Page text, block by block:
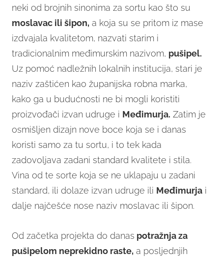
neki od brojnih sinonima za sortu kao što su
moslavac ili šipon, a koja su se pritom iz mase
izdvajala kvalitetom, nazvati starim i
tradicionalnim međimurskim nazivom, pušipel.
Uz pomoć nadležnih lokalnih institucija, stari je
naziv zaštićen kao županijska robna marka,
kako ga u budućnosti ne bi mogli koristiti
proizvođači izvan udruge i Međimurja. Zatim je
osmišljen dizajn nove boce koja se i danas
koristi samo za tu sortu, i to tek kada
zadovoljava zadani standard kvalitete i stila.
Vina od te sorte koja se ne uklapaju u zadani
standard, ili dolaze izvan udruge ili Međimurja i
dalje najčešće nose naziv moslavac ili šipon.
Od začetka projekta do danas potražnja za
pušipelom neprekidno raste, a posljednjih